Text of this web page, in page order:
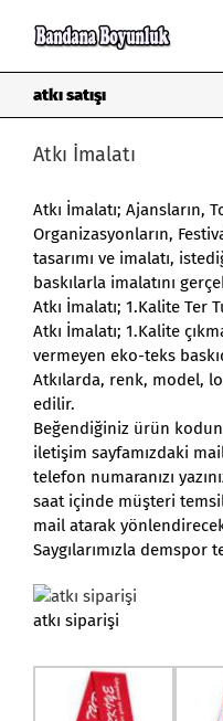
atkı satışı
Atkı İmalatı
Atkı İmalatı; Ajansların,
Organizasyonların,
tasarımı ve imalatı,
baskılarla imalatını
Atkı İmalatı; 1.Kalite Ter
Atkı İmalatı; 1.Kalite
vermeyen eko-teks
Atkılarda, renk, model,
edilir.
Beğendiğiniz ürün
iletişim sayfamızdaki
telefon numaranızı
saat içinde müşteri
mail atarak
Saygılarımızla demspor
atkı siparişi